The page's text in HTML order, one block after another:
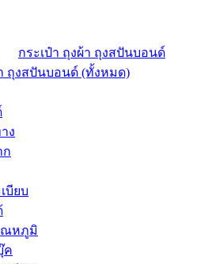
กระเป๋า ถุงผ้า ถุงสปันบอนด์
ถุงสปันบอนด์ (ทั้งหมด)
ง
ก
บียบ
ณหภูมิ
ค